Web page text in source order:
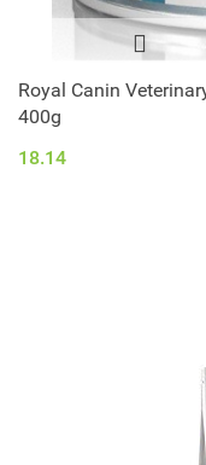
Royal Canin
400g
18.14